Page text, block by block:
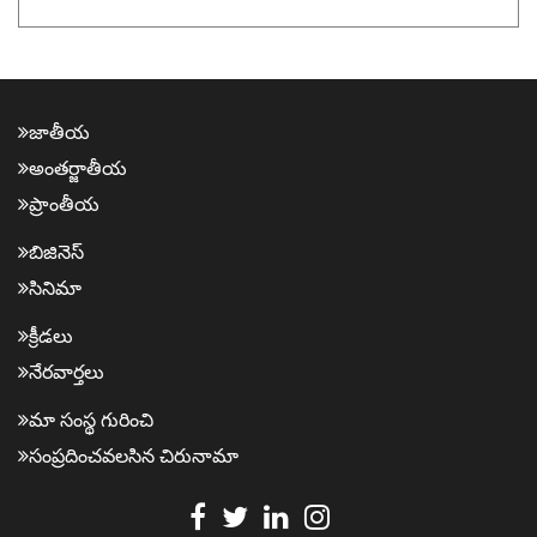
జాతీయ
అంత‌ర్జాతీయ
ప్రాంతీయ‌
బిజినెస్
సినిమా
క్రీడ‌లు
నేర‌వార్త‌లు
మా సంస్థ గురించి
సంప్ర‌దించవ‌ల‌సిన‌ చిరునామా